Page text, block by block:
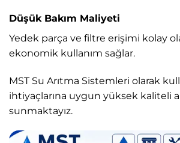
Düşük Bakım Maliyeti
Yedek parça ve filtre erişimi kolay
ekonomik kullanım sağlar.
MST Su Arıtma Sistemleri olarak
ihtiyaçlarına uygun yüksek kaliteli
sunmaktayız.